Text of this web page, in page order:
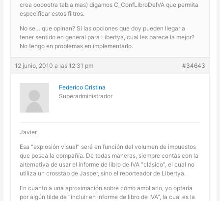
crea oooootra tabla mas) digamos C_ConfLibroDeIVA que permita
especificar estos filtros.
No se… que opinan? Si las opciones que doy pueden llegar a
tener sentido en general para Libertya, cual les parece la mejor?
No tengo en problemas en implementarlo.
12 junio, 2010 a las 12:31 pm #34643
Federico Cristina
Superadministrador
Javier,
Esa “explosión visual” será en función del volumen de impuestos
que posea la compañía. De todas maneras, siempre contás con la
alternativa de usar el informe de libro de IVA “clásico”, el cual no
utiliza un crosstab de Jasper, sino el reporteador de Libertya.
En cuanto a una aproximación sobre cómo ampliarlo, yo optaría
por algún tilde de “incluir en informe de libro de IVA”, la cual es la